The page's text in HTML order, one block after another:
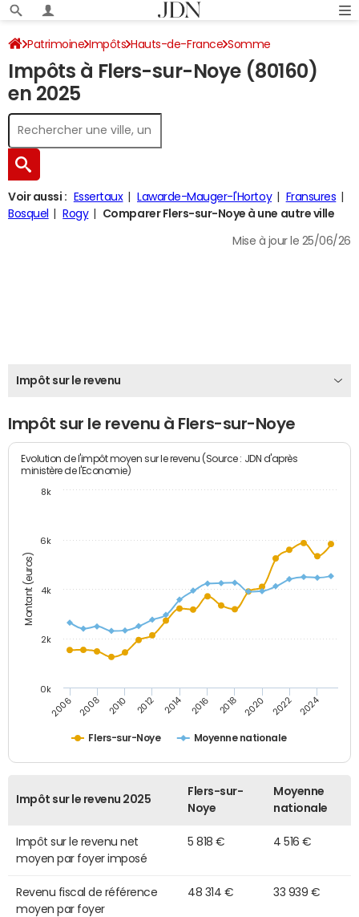
Patrimoine Impôts Hauts-de-France Somme
Flers-sur-Noye Impôt sur le revenu
Impôts à Flers-sur-Noye (80160)
en 2025
Voir aussi : Essertaux Lawarde-Mauger-l'Hortoy
Fransures
Bosquel
Rogy Comparer Flers-sur-Noye à une autre ville
Mise à jour le 25/06/26
Impôt sur le revenu
Impôt sur le revenu à Flers-sur-Noye
Montant (euros)
Evolution de l'impôt moyen sur le revenu (Source : JDN d'après
ministère de l'Economie)
Flers-sur-Noye Moyenne nationale
2006 2008 2010 2012 2014 2016 2018 2020 2022 2024
0k
2k
4k
6k
8k
Impôt sur le revenu 2025
Flers-sur-
Noye
Moyenne
nationale
Impôt sur le revenu net
moyen par foyer imposé
5 818 € 4 516 €
Revenu fiscal de référence
moyen par foyer
48 314 € 33 939 €